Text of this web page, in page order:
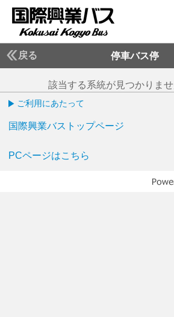
戻る 停車バス停
該当する系統が見つかりませ
ご利用にあたって
国際興業バストップページ
PCページはこちら